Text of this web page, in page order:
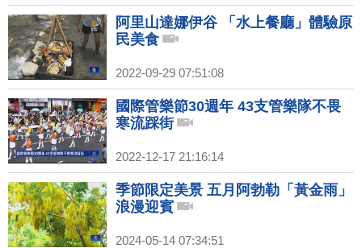
阿里山達娜伊谷 「水上餐廳」體驗原
民美食
2022-09-29 07:51:08
國際管樂節30週年 43支管樂隊不畏
寒流踩街
2022-12-17 21:16:14
季節限定美景 五月阿勃勒「黃金雨」
浪漫迎賓
2024-05-14 07:34:51